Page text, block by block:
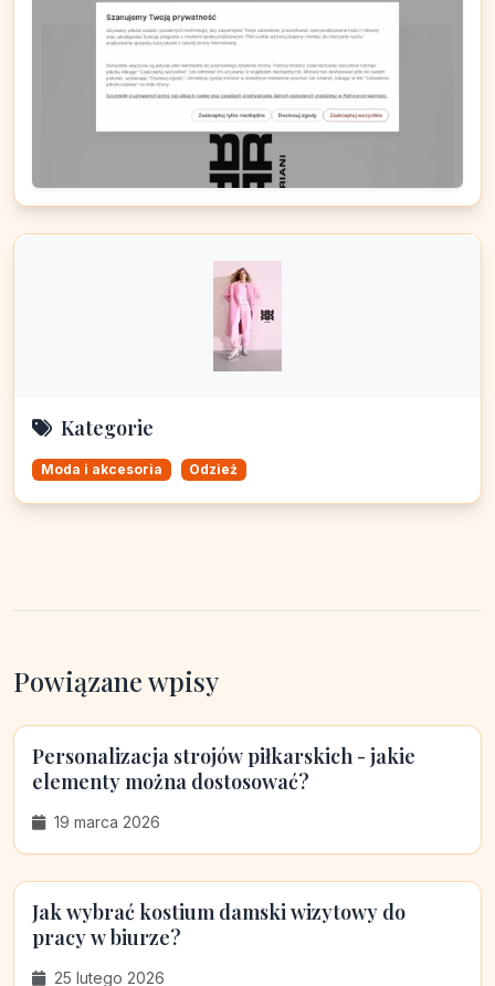
Kategorie
Moda i akcesoria Odzież
Powiązane wpisy
Personalizacja strojów piłkarskich - jakie
elementy można dostosować?
19 marca 2026
Jak wybrać kostium damski wizytowy do
pracy w biurze?
25 lutego 2026